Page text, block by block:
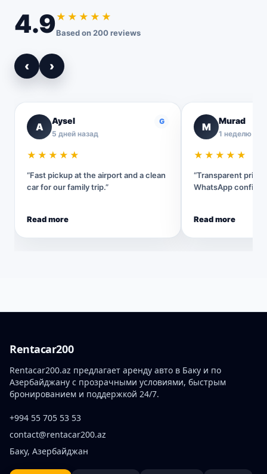
4.9★★★★★
Based on 200 reviews
‹ ›
A
Aysel
5 дней назад
G
★★★★★
“Fast pickup at the airport and a clean
car for our family trip.”
Read more
M
Murad
1 неделю
★★★★★
“Transparent
WhatsApp
Read more
Rentacar200
Rentacar200.az предлагает аренду авто в Баку и по
Азербайджану с прозрачными условиями, быстрым
бронированием и поддержкой 24/7.
+994 55 705 53 53
contact@rentacar200.az
Баку, Азербайджан